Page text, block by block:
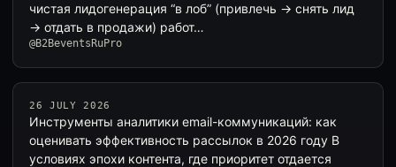
чистая лидогенерация “в лоб” (привлечь → снять лид
→ отдать в продажи) работ…
@B2BeventsRuPro
26 JULY 2026
Инструменты аналитики email-коммуникаций: как
оценивать эффективность рассылок в 2026 году В
условиях эпохи контента, где приоритет отдается